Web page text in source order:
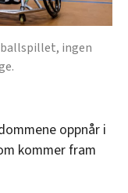
ingen
oppnår i
kommer fram